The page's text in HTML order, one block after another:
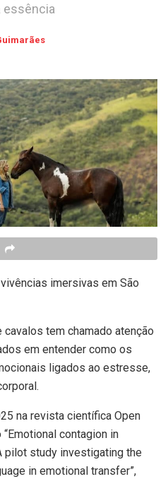
essência
imersivas em São
tem chamado atenção
em entender como os
ligados ao estresse,
na revista científica Open
contagion in
pilot study investigating the
in emotional transfer”,